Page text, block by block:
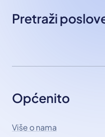
Pretraži
Općenito
Više o nama